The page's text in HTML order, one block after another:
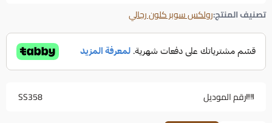
تصنيف المنتج:رولكس سوبر كلون رجالي
رقم الموديل SS358